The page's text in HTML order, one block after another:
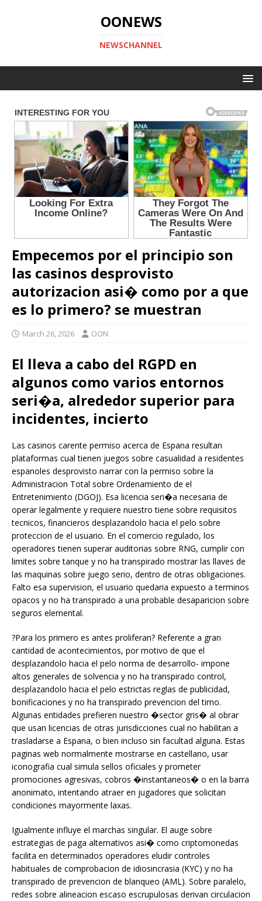
OONEWS
NEWSCHANNEL
Empecemos por el principio son
las casinos desprovisto
autorizacion asi� como por a que
es lo primero? se muestran
March 26, 2026 OON
El lleva a cabo del RGPD en
algunos como varios entornos
seri�a, alrededor superior para
incidentes, incierto
Las casinos carente permiso acerca de Espana resultan
plataformas cual tienen juegos sobre casualidad a residentes
espanoles desprovisto narrar con la permiso sobre la
Administracion Total sobre Ordenamiento de el
Entretenimiento (DGOJ). Esa licencia seri�a necesaria de
operar legalmente y requiere nuestro tiene sobre requisitos
tecnicos, financieros desplazandolo hacia el pelo sobre
proteccion de el usuario. En el comercio regulado, los
operadores tienen superar auditorias sobre RNG, cumplir con
limites sobre tanque y no ha transpirado mostrar las llaves de
las maquinas sobre juego serio, dentro de otras obligaciones.
Falto esa supervision, el usuario quedaria expuesto a terminos
opacos y no ha transpirado a una probable desaparicion sobre
seguros elemental.
?Para los primero es antes proliferan? Referente a gran
cantidad de acontecimientos, por motivo de que el
desplazandolo hacia el pelo norma de desarrollo- impone
altos generales de solvencia y no ha transpirado control,
desplazandolo hacia el pelo estrictas reglas de publicidad,
bonificaciones y no ha transpirado prevencion del timo.
Algunas entidades prefieren nuestro �sector gris� al obrar
que usan licencias de otras jurisdicciones cual no habilitan a
trasladarse a Espana, o bien incluso sin facultad alguna. Estas
paginas web normalmente mostrarse en castellano, usar
iconografia cual simula sellos oficiales y prometer
promociones agresivas, cobros �instantaneos� o en la barra
anonimato, intentando atraer en jugadores que solicitan
condiciones mayormente laxas.
Igualmente influye el marchas singular. El auge sobre
estrategias de paga alternativos asi� como criptomonedas
facilita en determinados operadores eludir controles
habituales de comprobacion de idiosincrasia (KYC) y no ha
transpirado de prevencion de blanqueo (AML). Sobre paralelo,
redes sobre alineacion escaso escrupulosas derivan circulacion